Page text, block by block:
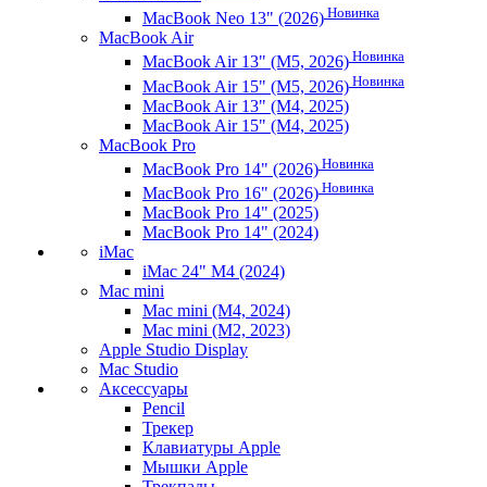
MacBook Neo 13" (2026) Новинка
MacBook Air
MacBook Air 13" (M5, 2026) Новинка
MacBook Air 15" (M5, 2026) Новинка
MacBook Air 13" (M4, 2025)
MacBook Air 15" (M4, 2025)
MacBook Pro
MacBook Pro 14" (2026) Новинка
MacBook Pro 16" (2026) Новинка
MacBook Pro 14" (2025)
MacBook Pro 14" (2024)
iMac
iMac 24" M4 (2024)
Mac mini
Mac mini (M4, 2024)
Mac mini (M2, 2023)
Apple Studio Display
Mac Studio
Аксессуары
Pencil
Трекер
Клавиатуры Apple
Мышки Apple